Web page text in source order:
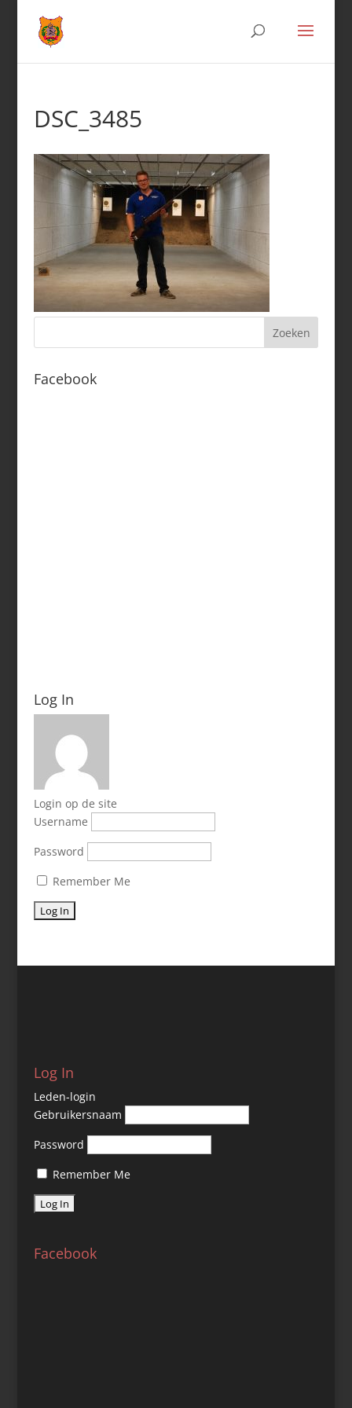
DSC_3485
Facebook
Log In
Login op de site
Username
Password
Remember Me
Log In
Leden-login
Gebruikersnaam
Password
Remember Me
Facebook